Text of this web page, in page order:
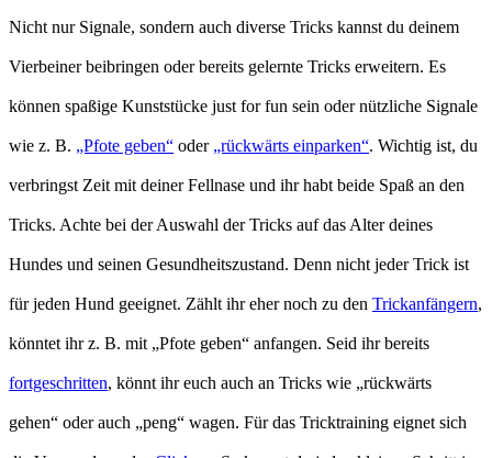
Nicht nur Signale, sondern auch diverse Tricks kannst du deinem
Vierbeiner beibringen oder bereits gelernte Tricks erweitern. Es
können spaßige Kunststücke just for fun sein oder nützliche Signale
wie z. B. „Pfote geben“ oder „rückwärts einparken“. Wichtig ist, du
verbringst Zeit mit deiner Fellnase und ihr habt beide Spaß an den
Tricks. Achte bei der Auswahl der Tricks auf das Alter deines
Hundes und seinen Gesundheitszustand. Denn nicht jeder Trick ist
für jeden Hund geeignet. Zählt ihr eher noch zu den Trickanfängern,
könntet ihr z. B. mit „Pfote geben“ anfangen. Seid ihr bereits
fortgeschritten, könnt ihr euch auch an Tricks wie „rückwärts
gehen“ oder auch „peng“ wagen. Für das Tricktraining eignet sich